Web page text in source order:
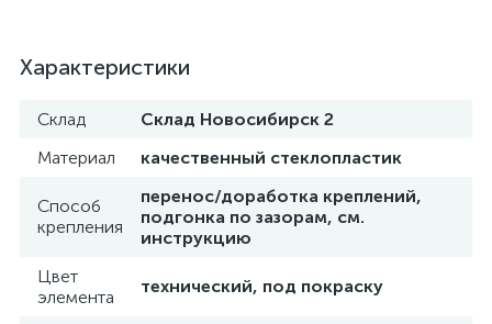
Характеристики
Склад
Склад Новосибирск 2
Материал
качественный стеклопластик
Способ
крепления
перенос/доработка креплений,
подгонка по зазорам, см.
инструкцию
Цвет
элемента
технический, под покраску